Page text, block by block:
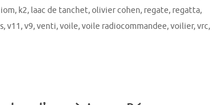
iom, k2, laac de tanchet,olivier cohen, regate, regatta,
,v11,v9,venti,voile,voile radiocommandee,voilier,vrc,